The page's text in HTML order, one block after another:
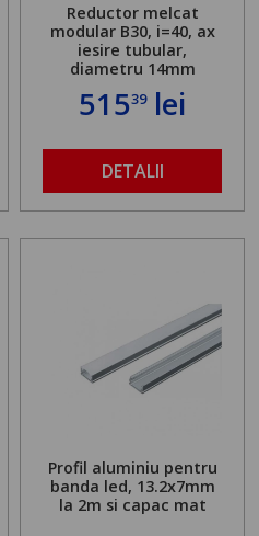
Reductor melcat
modular B30, i=40, ax
iesire tubular,
diametru 14mm
51539lei
DETALII
Profil aluminiu pentru
banda led, 13.2x7mm
la 2m si capac mat